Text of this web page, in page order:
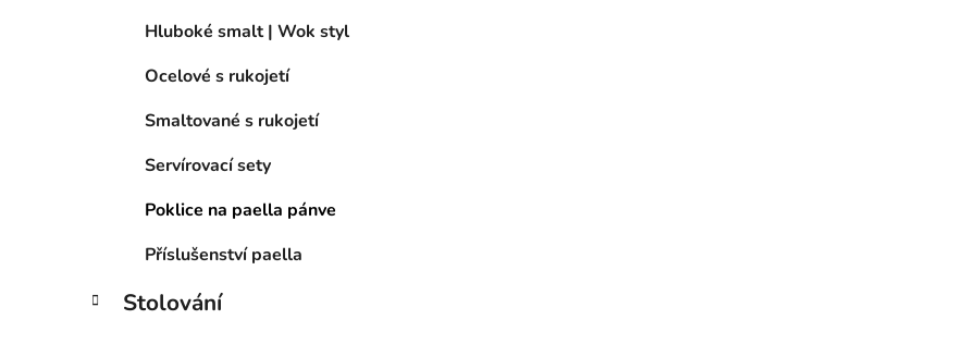
Hluboké smalt | Wok styl
Ocelové s rukojetí
Smaltované s rukojetí
Servírovací sety
Poklice na paella pánve
Příslušenství paella
Stolování